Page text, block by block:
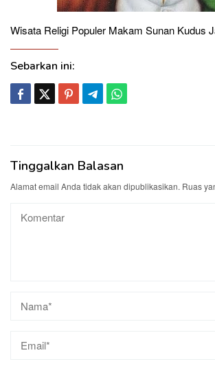
Wisata Religi Populer Makam Sunan Kudus
Sebarkan ini:
Tinggalkan Balasan
Alamat email Anda tidak akan dipublikasikan. Ruas